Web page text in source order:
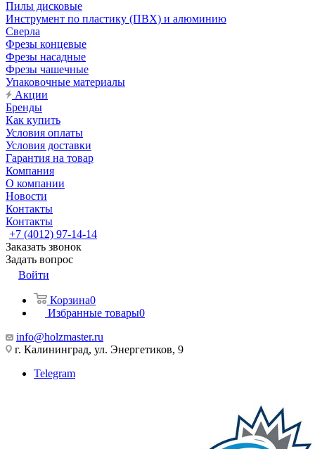
Пилы дисковые
Инструмент по пластику (ПВХ) и алюминию
Сверла
Фрезы концевые
Фрезы насадные
Фрезы чашечные
Упаковочные материалы
Акции
Бренды
Как купить
Условия оплаты
Условия доставки
Гарантия на товар
Компания
О компании
Новости
Контакты
Контакты
+7 (4012) 97-14-14
Заказать звонок
Задать вопрос
Войти
Корзина0
Избранные товары0
info@holzmaster.ru
г. Калининград, ул. Энергетиков, 9
Telegram